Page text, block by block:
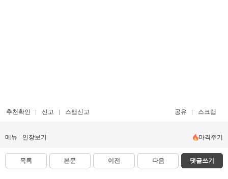
추천확인 신고 스팸신고 공유 스크랩
메뉴 인장보기 마격주기
목록 본문 이전 다음 댓글쓰기